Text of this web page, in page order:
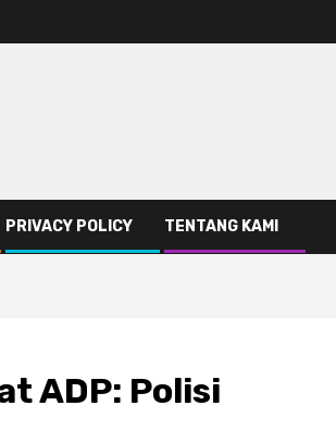
PRIVACY POLICY TENTANG KAMI
ADP: Polisi